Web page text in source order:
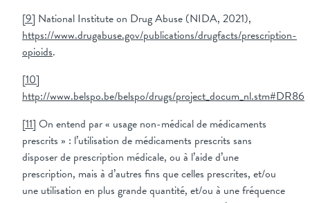
[9] National Institute on Drug Abuse (NIDA, 2021),
https://www.drugabuse.gov/publications/drugfacts/prescription-
opioids.
[10]
http://www.belspo.be/belspo/drugs/project_docum_nl.stm#DR86
[11] On entend par « usage non-médical de médicaments
prescrits » : l’utilisation de médicaments prescrits sans
disposer de prescription médicale, ou à l’aide d’une
prescription, mais à d’autres fins que celles prescrites, et/ou
une utilisation en plus grande quantité, et/ou à une fréquence